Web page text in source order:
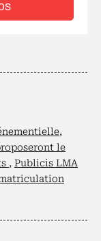
,
le
, Publicis LMA